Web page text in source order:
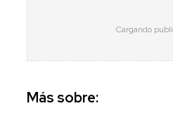
Más sobre: